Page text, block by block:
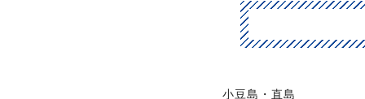
小豆島・直島